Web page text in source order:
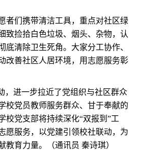
们携带清洁工具，重点对社区绿
致捡拾白色垃圾、烟头、杂物，认
底清除卫生死角。大家分工协作、
改善社区人居环境，用志愿服务彰
进一步拉近了党组织与社区群众
校党员教师服务群众、甘于奉献的
校党支部将持续深化“双报到”工
愿服务，以党建引领校社联动，为
教育力量。（通讯员 秦诗琪）